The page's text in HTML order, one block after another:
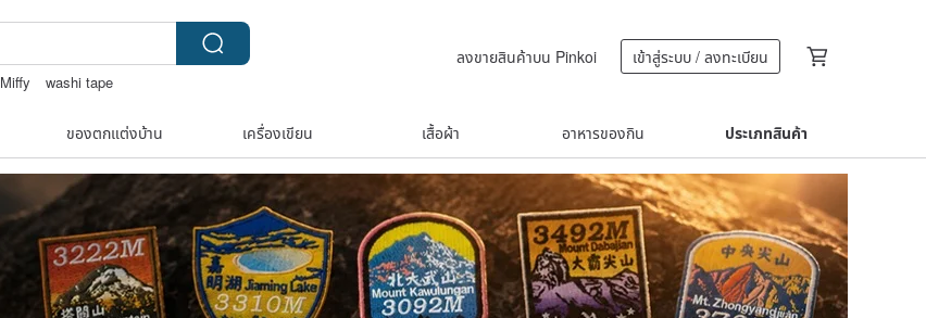
Miffy
washi tape
ลงขายสินค้าบน Pinkoi เข้าสู่ระบบ / ลงทะเบียน
ของตกแต่งบ้าน เครื่องเขียน เสื้อผ้า อาหารของกิน ประเภทสินค้า